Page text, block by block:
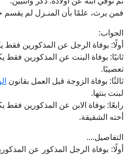
فمن يرث، علمًا بأن المنـزل لم يقسم
الجواب:
أولًا: بوفاة الرجل عن المذكورين فقط
ثانيًا: بوفاة البنت عن المذكورين فقط
تعصيبًا.
ثالثًا: بوفاة الزوجة قبل العمل بقانون
لبنت بنتها.
رابعًا: بوفاة الابن عن المذكورين فقط
أخته الشقيقة.
التفاصيل....
أولًا: بوفاة الرجل المذكور عن